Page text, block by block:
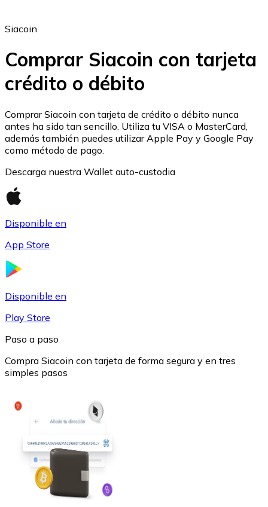
Ethereum
ETH
LTC
Siacoin
Comprar Siacoin con tarjeta
crédito o débito
Comprar Siacoin con tarjeta de crédito o débito nunca
antes ha sido tan sencillo. Utiliza tu VISA o MasterCard,
además también puedes utilizar Apple Pay y Google Pay
como método de pago.
Descarga nuestra Wallet auto-custodia
Disponible en
App Store
Disponible en
Play Store
Paso a paso
Compra Siacoin con tarjeta de forma segura y en tres
simples pasos